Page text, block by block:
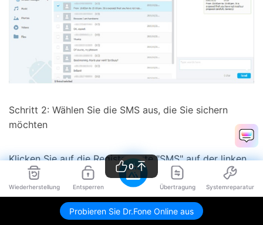
Wiederherstellung Entsperren Übertragung Systemreparatur
Probieren Sie Dr.Fone Online aus
Schritt 2: Wählen Sie die SMS aus, die Sie sichern
möchten
Klicken Sie auf die Registerkarte "SMS" auf der linken
Seite des Fensterbereichs, um eine Liste der SMS
anzuzeigen, die Sie sichern können. Aktivieren Sie die
Kontrollkästchen neben der SMS, die Sie speichern
0